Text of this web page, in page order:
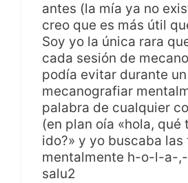
antes (la mía ya no
creo que es más útil
Soy yo la única rara
cada sesión de
podía evitar durante
mecanografiar
palabra de cualquier
(en plan oía «hola, qué
ido?» y yo buscaba las
mentalmente h-o-l-a-
salu2